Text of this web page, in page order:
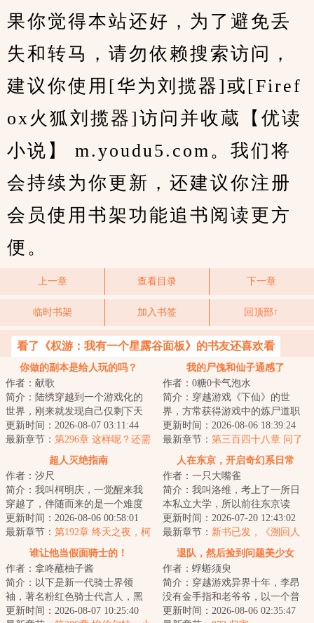
果你觉得本站还好，为了避免丢
失和转马，请勿依赖搜索访问，
建议你使用[华为刘揽器]或[Firef
ox火狐刘揽器]访问并收蔵【优读
小说】 m.youdu5.com。我们将
会持续为你更新，还建议你注册
会员使用书架功能追书阅读更方
便。
上一章 查看目录 下一章
临时书架 加入书签 回顶部↑
看了《权游：我有一个星露谷面板》的书友还喜欢看
你做的副本是给人玩的吗？
作者：献歌
简介：陆绣穿越到一个游戏化的
世界，刚来就发现自己仅剩下天
可活了。她不敢下副本赚生存天
数，因为不适应...
更新时间：2026-08-07 03:11:44
最新章节： 第296章 这样呢？还需
要三年？(一万二求下月票……)
我的尸傀和仙子通感了
作者：0糖0卡气泡水
简介：穿越游戏《下仙》的世
界，方常获得游戏中的炼尸道职
业系统。只需让尸傀与天资上
佳、且相同性别的修...
更新时间：2026-08-06 18:39:24
最新章节： 第三百四十八章 问了
价就得买
超人灭绝指南
作者：汐尺
简介：我叫柯明庆，一觉醒来我
穿越了，伴随而来的是一个难度
绝巅的死亡任务：【在半年内灭
绝超人种】。而...
更新时间：2026-08-06 00:58:01
最新章节： 第192章 终天之夜，柯
明庆和余烬，转校生（6000字求
月票）
人在东京，开启奇幻系日常
作者：一只大嘴雀
简介：我叫洛维，考上了一所日
本私立大学，所以前往东京读
书。等等，这个冒险家系统是什
么鬼？为什么它认...
更新时间：2026-07-20 12:43:02
最新章节： 新书已发，《溯回人
生》
谁让他当假面骑士的！
作者：拿咚蘸柚子酱
简介：以下是新一代骑士界领
袖，著名粉红色骑士代言人，黑
榜投票独断万古假面骑士帝骑先
更新时间：2026-08-07 10:25:40
退队，然后捡到问题美少女
作者：蜉蝣须臾
简介：穿越游戏异界十年，李昂
没有金手指和老爷爷，以一个普
通人身姿奋斗成为了世界最强冒
更新时间：2026-08-06 02:35:47